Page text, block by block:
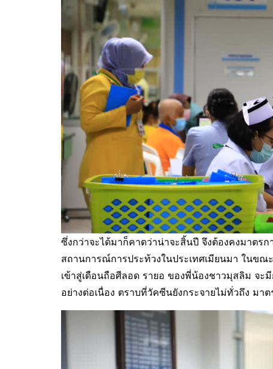
ซึ่งกว่าจะได้มาก็คาดว่าน่าจะสิ้นปี จึงต้องคงมาตรก
สถานการณ์การประท้วงในประเทศเมียนมา ในข
เข้าสู่เดือนถือศีลอด รายอ ของพี่น้องชาวมุสลิม จะ
อย่างต่อเนื่อง ตราบที่วัคซีนยังกระจายไม่ทั่วถึง มา